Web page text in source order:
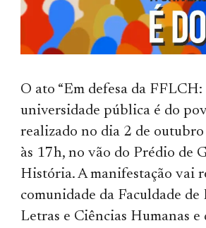
O ato “Em defesa da FFLCH:
universidade pública é do
realizado no dia 2 de
às 17h, no vão do Prédio de
História. A manifestação vai
comunidade da Faculdade de
Letras e Ciências Humanas e